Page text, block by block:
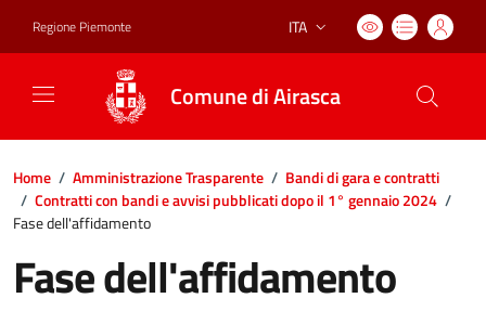
Regione Piemonte Lingua attiva:
ITA
Comune di Airasca
Home / Amministrazione Trasparente / Bandi di gara e contratti
/ Contratti con bandi e avvisi pubblicati dopo il 1° gennaio 2024 /
Fase dell'affidamento
Fase dell'affidamento